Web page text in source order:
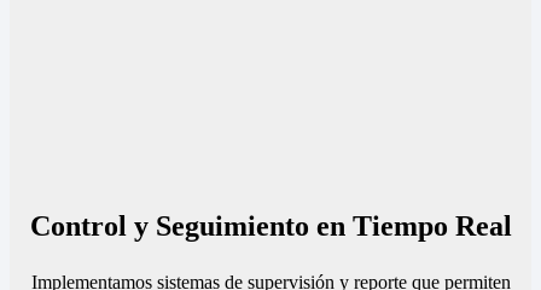
Control y Seguimiento en Tiempo Real
Implementamos sistemas de supervisión y reporte que permiten